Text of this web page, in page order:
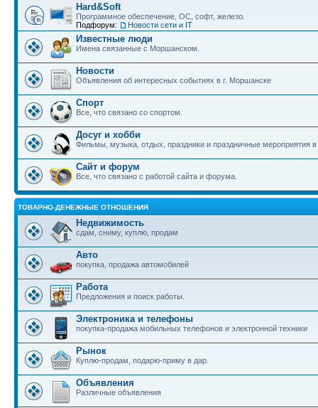
Hard&Soft
Программное обеспечение, ОС, софт, железо.
Подфорум:
Новости сети и IT
Известные люди
Имена связанные с Моршанском.
Новости
Объявления об интересных событиях в г. Моршанске
Спорт
Все, что связано со спортом.
Досуг и хобби
Фильмы, музыка, отдых, праздники и праздничные мероприятия
Сайт и форум
Все, что связано с работой сайта и форума.
ТОВАРНО-ДЕНЕЖНЫЕ ОТНОШЕНИЯ
Недвижимость
сдам, сниму, куплю, продам
Авто
покупка, продажа автомобилей
Работа
Предложения и поиск работы.
Электроника и телефоны
покупка-продажа мобильных телефонов и электронной техники
Рынок
Куплю-продам, подарю-приму в дар.
Объявления
Различные объявления